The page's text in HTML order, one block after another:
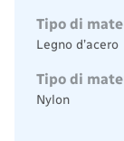
Tipo di
Legno d’acero
Tipo di
Nylon